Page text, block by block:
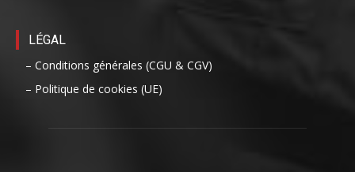
LÉGAL
– Conditions générales (CGU & CGV)
– Politique de cookies (UE)